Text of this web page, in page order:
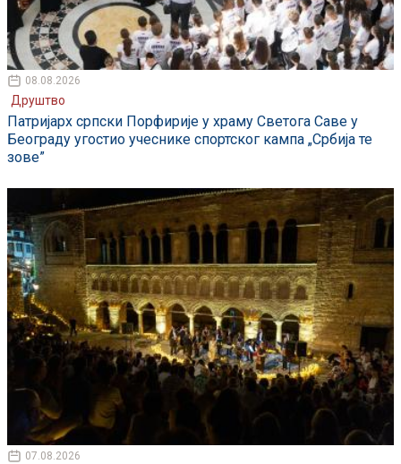
08.08.2026
Друштво
Патријарх српски Порфирије у храму Светога Саве у
Београду угостио учеснике спортског кампа „Србија те
зове”
07.08.2026